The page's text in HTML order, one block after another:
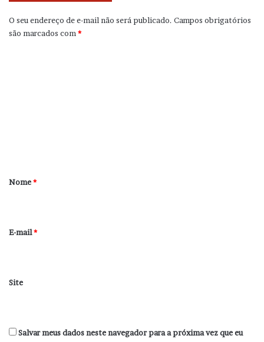
O seu endereço de e-mail não será publicado. Campos obrigatórios
são marcados com*
r
*
Nome*
E-mail*
Site
Salvar meus dados neste navegador para a próxima vez que eu